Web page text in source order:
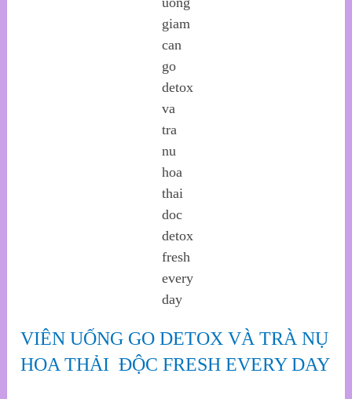
VIÊN UỐNG GO DETOX VÀ TRÀ NỤ
HOA THẢI ĐỘC FRESH EVERY DAY